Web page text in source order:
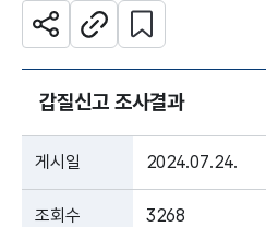
공유하기주소복사
관심 콘텐츠 설정하기
갑질신고 조사결과
게시일 2024.07.24.
조회수 3268